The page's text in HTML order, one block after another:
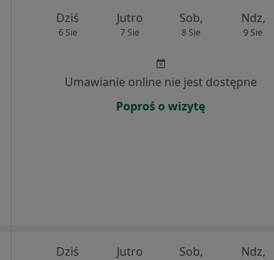
Dziś
6 Sie
Jutro
7 Sie
Sob,
8 Sie
Ndz,
9 Sie
Umawianie online nie jest dostępne
Poproś o wizytę
Dziś Jutro Sob, Ndz,